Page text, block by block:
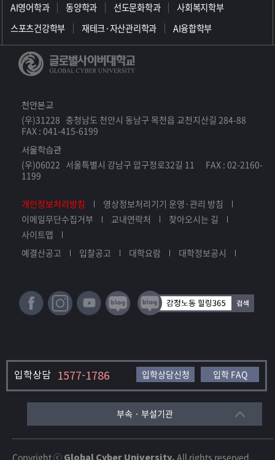
AI영어학과
동양학과 선도문화학과
사회복지학부
스포츠건강학부
재테크·자산관리학과 AI융합학부
천안본교
(우)31228 충청남도 천안시 동남구 목천읍 교천지산길 284-88
FAX : 041-415-6199
서울학습관
(우)06022 서울특별시 강남구 압구정로32길 11 FAX : 02-2160-
1199
개인정보처리방침
영상정보처리기기 운영·관리 방침
이메일무단수집거부
교내연락처
찾아오시는 길
사이트맵
예결산공고
입찰공고 대학요람 대학정보공시
부속 · 부설기관
입학상담 1577-1786 입학상담신청 입학 FAQ
Copyright ⓒ Global Cyber University. All rights reserved.